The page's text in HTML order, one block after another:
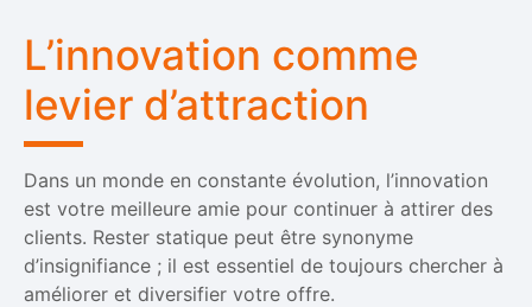
L’innovation comme
levier d’attraction
Dans un monde en constante évolution, l’innovation
est votre meilleure amie pour continuer à attirer des
clients. Rester statique peut être synonyme
d’insignifiance ; il est essentiel de toujours chercher à
améliorer et diversifier votre offre.